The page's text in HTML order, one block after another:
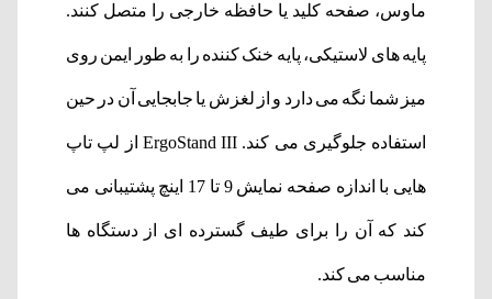
ماوس، صفحه کلید یا حافظه خارجی را متصل کنند.
پایه های لاستیکی، پایه خنک کننده را به طور ایمن روی
میز شما نگه می دارد و از لغزش یا جابجایی آن در حین
استفاده جلوگیری می کند. ErgoStand III از لپ تاپ
هایی با اندازه صفحه نمایش 9 تا 17 اینچ پشتیبانی می
کند که آن را برای طیف گسترده ای از دستگاه ها
مناسب می کند.